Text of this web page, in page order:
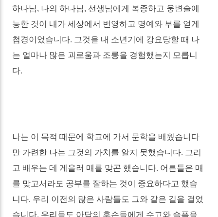
하나님, 나의 하나님, 선생님에게 복종하고 웅변술에
능한 것이 내가 세상에서 번영하고 명예와 부를 얻게
첩경이었습니다. 그것을 내 소년기에 강요당할 때 나
는 얼마나 많은 괴로움과 조롱을 경험했는지 모릅니
다.
나는 이 목적 때문에 학교에 가서 문학을 배웠습니다
만 가련한 나는 그것의 가치를 알지 못했습니다. 그리
고 배우는 데 게을러 매를 맞곤 했습니다. 어른들은 매
를 맞고서라도 공부를 잘하는 것이 중요하다고 했습
니다. 우리 이전의 많은 사람들도 그와 같은 길을 걸었
습니다. 우리들도 아담의 후손들에게 수고와 슬픔을